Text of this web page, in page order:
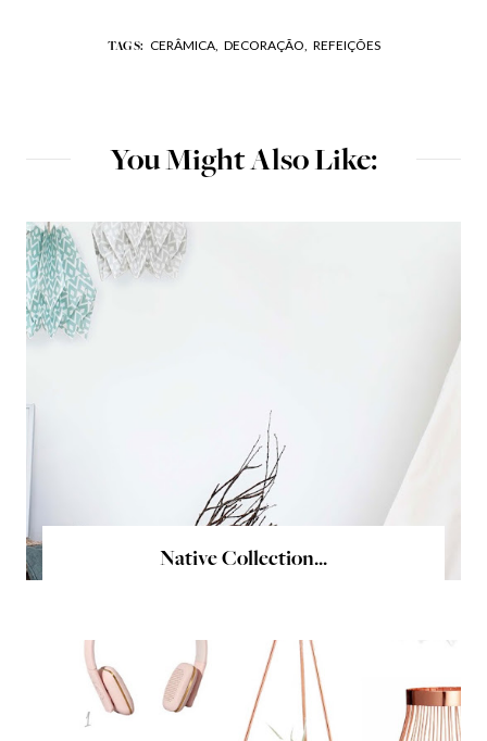
TAGS: CERÂMICA, DECORAÇÃO, REFEIÇÕES
You Might Also Like:
Native Collection...